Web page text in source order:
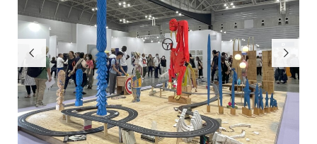
 